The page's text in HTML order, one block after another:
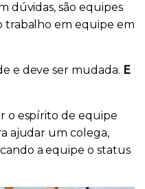
dúvidas, são equipes
trabalho em equipe em
e deve ser mudada. E
o espírito de equipe
ajudar um colega,
a equipe o status